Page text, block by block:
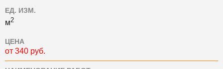
ЕД. ИЗМ.
м2
ЦЕНА
от 340 руб.